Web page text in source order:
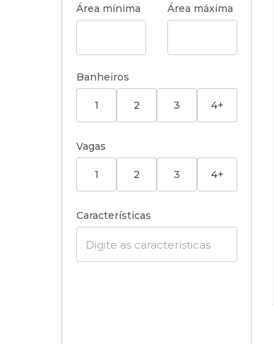
Área mínima Área máxima
Banheiros
1 2 3 4+
Vagas
1 2 3 4+
Características